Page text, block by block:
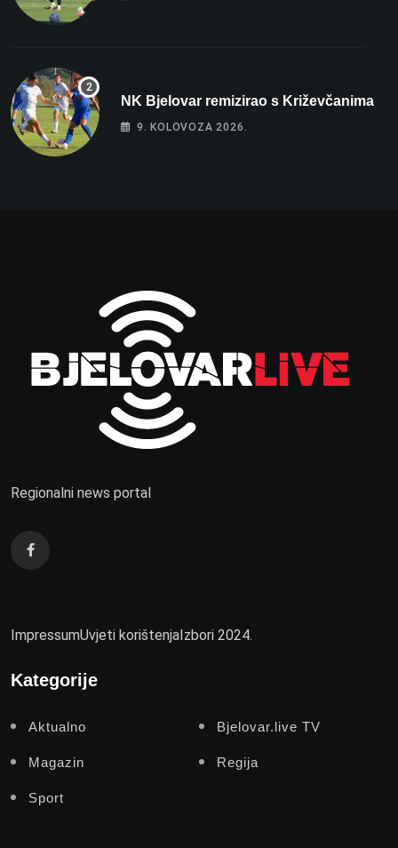
NK Bjelovar remizirao s Križevčanima
9. KOLOVOZA 2026.
Regionalni news portal
ImpressumUvjeti korištenjaIzbori 2024.
Kategorije
Aktualno Bjelovar.live TV
Magazin Regija
Sport